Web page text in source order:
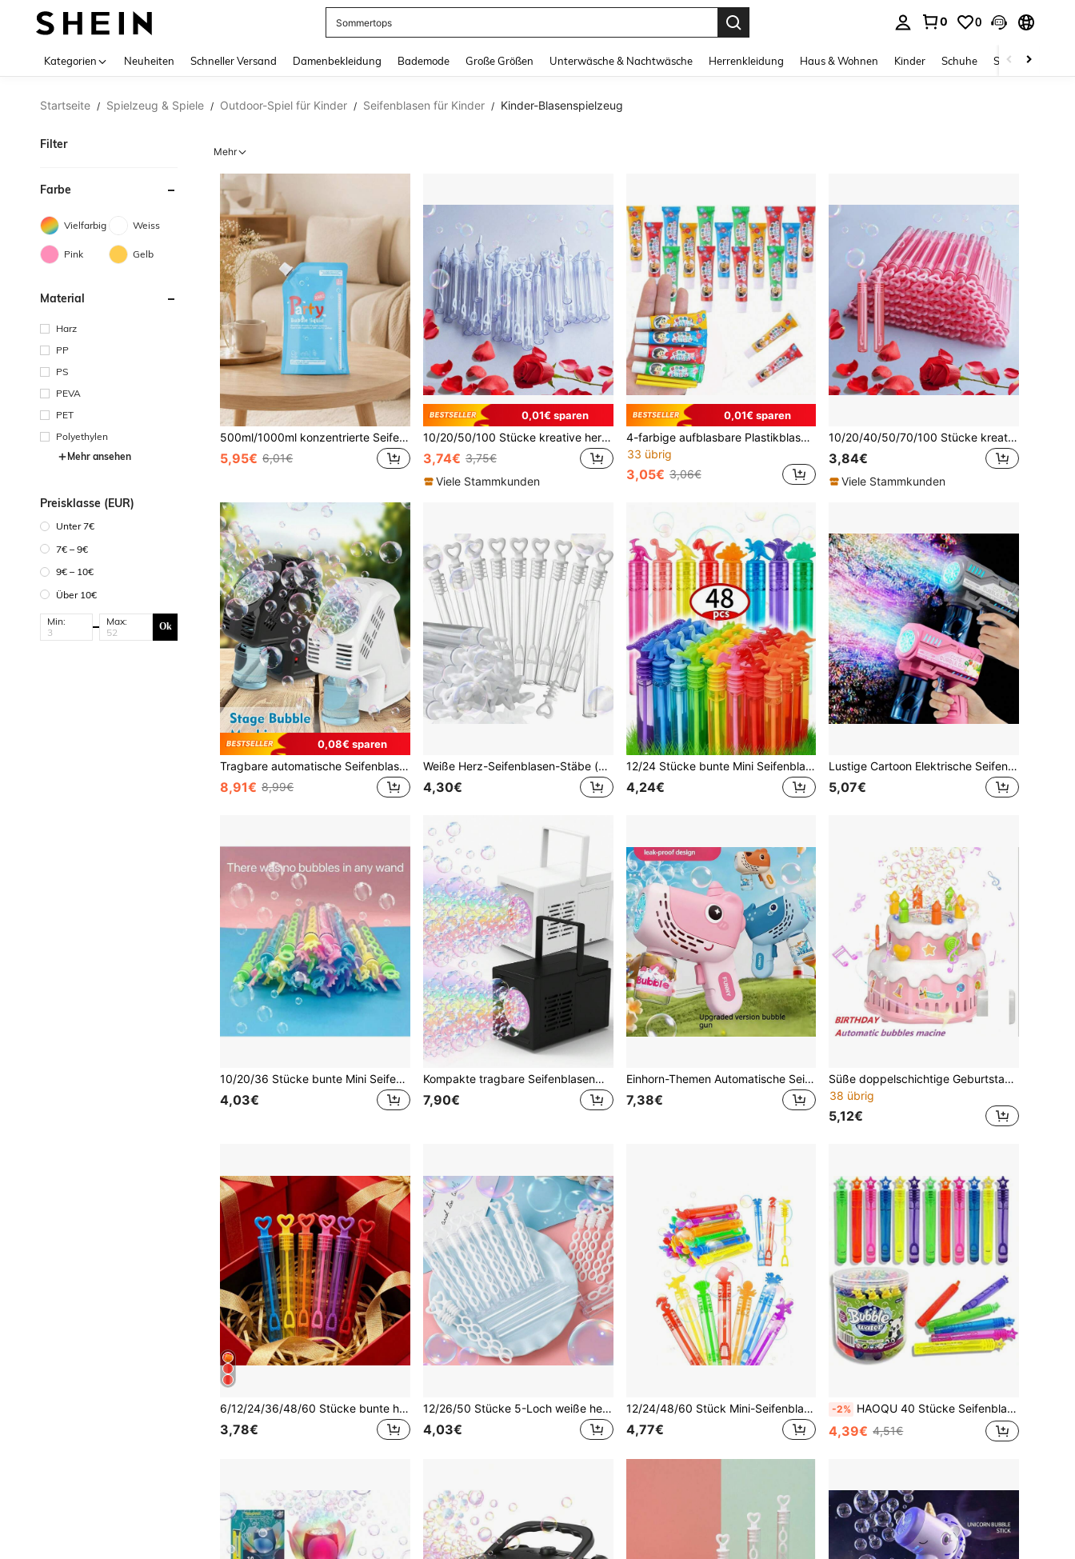
Sommertops
0 0
Kategorien Neuheiten Schneller Versand Damenbekleidung Bademode Große Größen Unterwäsche & Nachtwäsche Herrenkleidung Haus & Wohnen Kinder Schuhe Schmuck &
Startseite / Spielzeug & Spiele / Outdoor-Spiel für Kinder / Seifenblasen für Kinder / Kinder-Blasenspielzeug
Filter
Farbe
Vielfarbig Weiss
Pink Gelb
Material
Harz
PP
PS
PEVA
PET
Polyethylen
Mehr ansehen
Preisklasse (EUR)
Unter 7€
7€ – 9€
9€ – 10€
Über 10€
Min: Max: Ok
Mehr
500ml/1000ml konzentrierte Seifenblasen Nachfüllung, kann über 1000ml Seifenblasenflüssigkeit herstellen, geeignet für Seifenblasen Pistolen, Seifenblasen Maschinen, Seifenblasen Schleim, Seifenblasen Spielzeug
5,95€ 6,01€
0,01€ sparen
10/20/50/100 Stücke kreative herzförmige (leere Flasche) Seifenblasen-Wands, Hochzeit/Party Dekoration Seifenblasen-Stäbe
3,74€ 3,75€
Viele Stammkunden
0,01€ sparen
4-farbige aufblasbare Plastikblasen, elastische Outdoor-Blasenbälle, mit Strohhalmen aufblasen, Outdoor-Spielblasen, Piñata-Füllgeschenke (zufällige Farbe Strohhalme enthalten)
33 übrig
3,05€ 3,06€
10/20/40/50/70/100 Stücke kreative herzförmige Seifenblasen-Wands (leere Flaschen), Hochzeit/Party Dekoration Seifenblasen-Röhren
3,84€
Viele Stammkunden
0,08€ sparen
Tragbare automatische Seifenblasenmaschine, Mini Handseifenblasenmaschine Spielzeug für den Außenbereich, Sommer, Partys, Hochzeitsdekoration (ohne Batterie, ohne Seifenblasenlösung)
8,91€ 8,99€
Weiße Herz-Seifenblasen-Stäbe (ohne Flüssigkeit), Partyzubehör, geeignet für Hochzeiten, Geburtstage, Zusammenkünfte, Partyfavors, Geschenksets
4,30€
12/24 Stücke bunte Mini Seifenblasen-Stäbe, transparente Seifenblasen-Blasen für Outdoor, Treffen mit Freunden, Partyzubehör, kleine Geschenke (zufälliger Stil & Farbe) (leere Flasche, keine Seifenlösung)
4,24€
Lustige Cartoon Elektrische Seifenblasenmaschine, 3 Farben erhältlich: Pink, Blau, Grün, vollautomatisch kontinuierliches Seifenblasen blasen, tragbar und einfach zu verstauen, kein Auslaufen, geeignet für Park, Party, Feiertagsüberraschung, Unisex Spielzeug, toll für Sommercamp, Innen- und Außenbereich
5,07€
10/20/36 Stücke bunte Mini Seifenblasen Stäbe, transparente Seifenblasen Blasstäbe, Outdoor Freunde Treffen Party Zubehör, kleine Geschenke (zufälliger Stil & Farbe)
4,03€
Kompakte tragbare Seifenblasenmaschine, vollautomatisch, Handsfree, Einknopfbedienung, einfach für Kinder zu benutzen, schwarz & weiß, Geschenk für Jungen & Mädchen (Batterien und Seifenblasenflüssigkeit nicht enthalten)
7,90€
Einhorn-Themen Automatische Seifenblasenmaschine - Handgehaltenes Seifenblasen-Spielzeug, geeignet für Hochzeiten Outdoor, Partys, Strandspielzeug, Ostergeschenke, Weihnachtsgeschenke und Geburtstagsgeschenke, die sowohl von Männern als auch Frauen geliebt werden (Seifenblasenflüssigkeit und Batterien nicht enthalten)
7,38€
Süße doppelschichtige Geburtstagstorten-Seifenblasenmaschine, farbenfrohe Kerzen-Dekoration, automatischer Seifenblasenmacher mit Musik, 3+ Jahre Unisex Seifenblasenbläser, Geburtstags- und Feiertagsgeschenk, Eltern-Kind-Interaktion Outdoor-Spielzeug
38 übrig
5,12€
6/12/24/36/48/60 Stücke bunte herzförmige Kunststoff-Seifenblasenstäbe (leere Flaschen), Mini-Seifenflaschen für Geburtstagsfeiern, Hochzeitsdekoration
3,78€
12/26/50 Stücke 5-Loch weiße herzförmige Seifenblasen-Stäbe, ohne Flüssigkeit, Partyartikel geeignet für Feiertage und Veranstaltungen
4,03€
12/24/48/60 Stück Mini-Seifenblasenstäbe, Seifenblasenflaschen in Form von Meereskreaturen, Mini-Reagenzgläser (Seifenblasenflüssigkeit nicht enthalten), Party-Unterhaltungswerkzeug, geeignet zum Schaffen von Atmosphäre bei Hochzeiten, Feiern, Jubiläen, Partys, Geburtstagsgeschenken/Abschlussfeiern/Einschulungszeremonien. Interaktive Seifenblasen-Spielzeuge für Kinder, für Kinder
4,77€
-2% HAOQU 40 Stücke Seifenblasen-Stäbe für Kinder, lustige Gartenspielsachen, Füllmaterial für Geburtstagsfeiern, Geschenke für Jungen & Mädchen ab 3 Jahren, Mehrfarbig
4,39€ 4,51€